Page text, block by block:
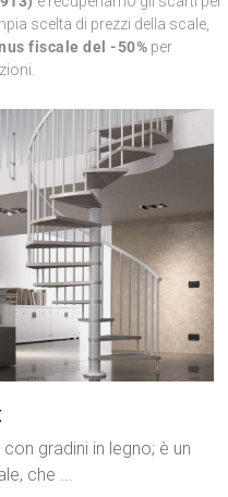
scelta di prezzi della scale,
fiscale del -50% per
gradini in legno; è un
che ...